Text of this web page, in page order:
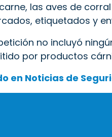
las aves de
etiquetados y
petición no incluyó
por productos
en Noticias de